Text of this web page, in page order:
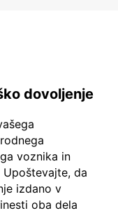
dovoljenje
voznika in
da
izdano v
oba dela